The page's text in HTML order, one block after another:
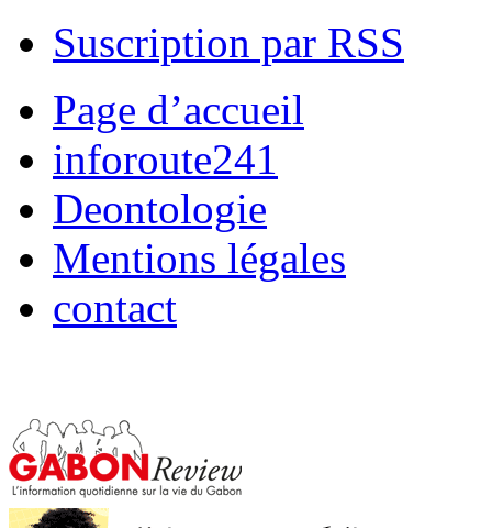
Suscription par RSS
Page d’accueil
inforoute241
Deontologie
Mentions légales
contact